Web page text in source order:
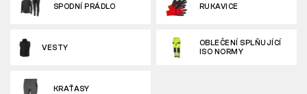
SPODNÍ PRÁDLO RUKAVICE
VESTY
OBLEČENÍ SPLŇUJÍCÍ
ISO NORMY
KRAŤASY